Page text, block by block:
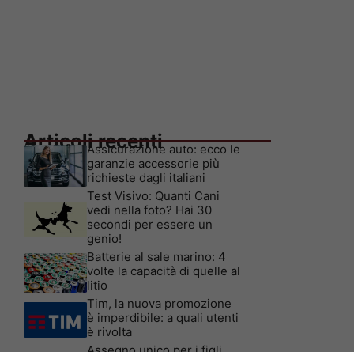
Articoli recenti
Assicurazione auto: ecco le
garanzie accessorie più
richieste dagli italiani
Test Visivo: Quanti Cani
vedi nella foto? Hai 30
secondi per essere un
genio!
Batterie al sale marino: 4
volte la capacità di quelle al
litio
Tim, la nuova promozione
è imperdibile: a quali utenti
è rivolta